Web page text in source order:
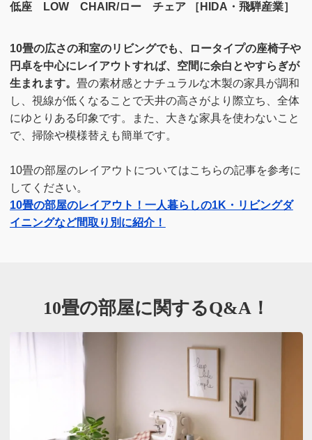
低座 LOW CHAIR/ロー チェア ［HIDA・飛騨産業］
10畳の広さの和室のリビングでも、ロータイプの座椅子や
円卓を中心にレイアウトすれば、空間に余白とやすらぎが
生まれます。 畳の素材感とナチュラルな木製の家具が調和
し、視線が低くなることで天井の高さがより際立ち、全体
にゆとりある印象です。また、大きな家具を使わないこと
で、掃除や模様替えも簡単です。
10畳の部屋のレイアウトについてはこちらの記事を参考に
してください。
10畳の部屋のレイアウト！一人暮らしの1K・リビングダ
イニングなど間取り別に紹介！
10畳の部屋に関するQ&A！